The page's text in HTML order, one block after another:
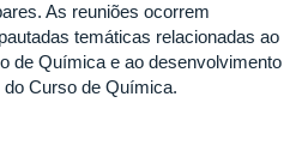
As reuniões ocorrem
temáticas relacionadas ao
de Química e ao desenvolvimento
Curso de Química.